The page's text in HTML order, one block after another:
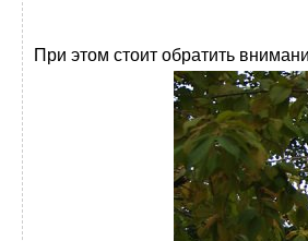
При этом стоит обратить